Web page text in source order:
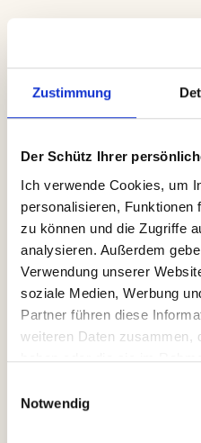
Zustimmung
Der Schütz Ihrer
Ich verwende Cookies, um
personalisieren, Funktionen
zu können und die Zugriffe
analysieren. Außerdem
Verwendung unserer
soziale Medien, Werbung
Partner führen diese
weiteren Daten zusammen,
haben oder die sie im
Notwendig
persönlicher